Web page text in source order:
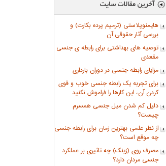
هایمنوپلاستی (ترمیم پرده بکارت) و
بررسی آثار حقوقی آن
توصیه های بهداشتی برای رابطه ی جنسی
مقعدی
مزایای رابطه جنسی در دوران بارداری
برای تجربه یک رابطه جنسی خوب و قوی
کردن آن، این کارها را فراموش نکنید
دلیل کم شدن میل جنسی همسرم
چیست؟
از نظر علمی بهترین زمان برای رابطه جنسی
چه موقع است؟
مصرف روی (زینک) چه تاثیری بر عملکرد
جنسی مردان دارد؟